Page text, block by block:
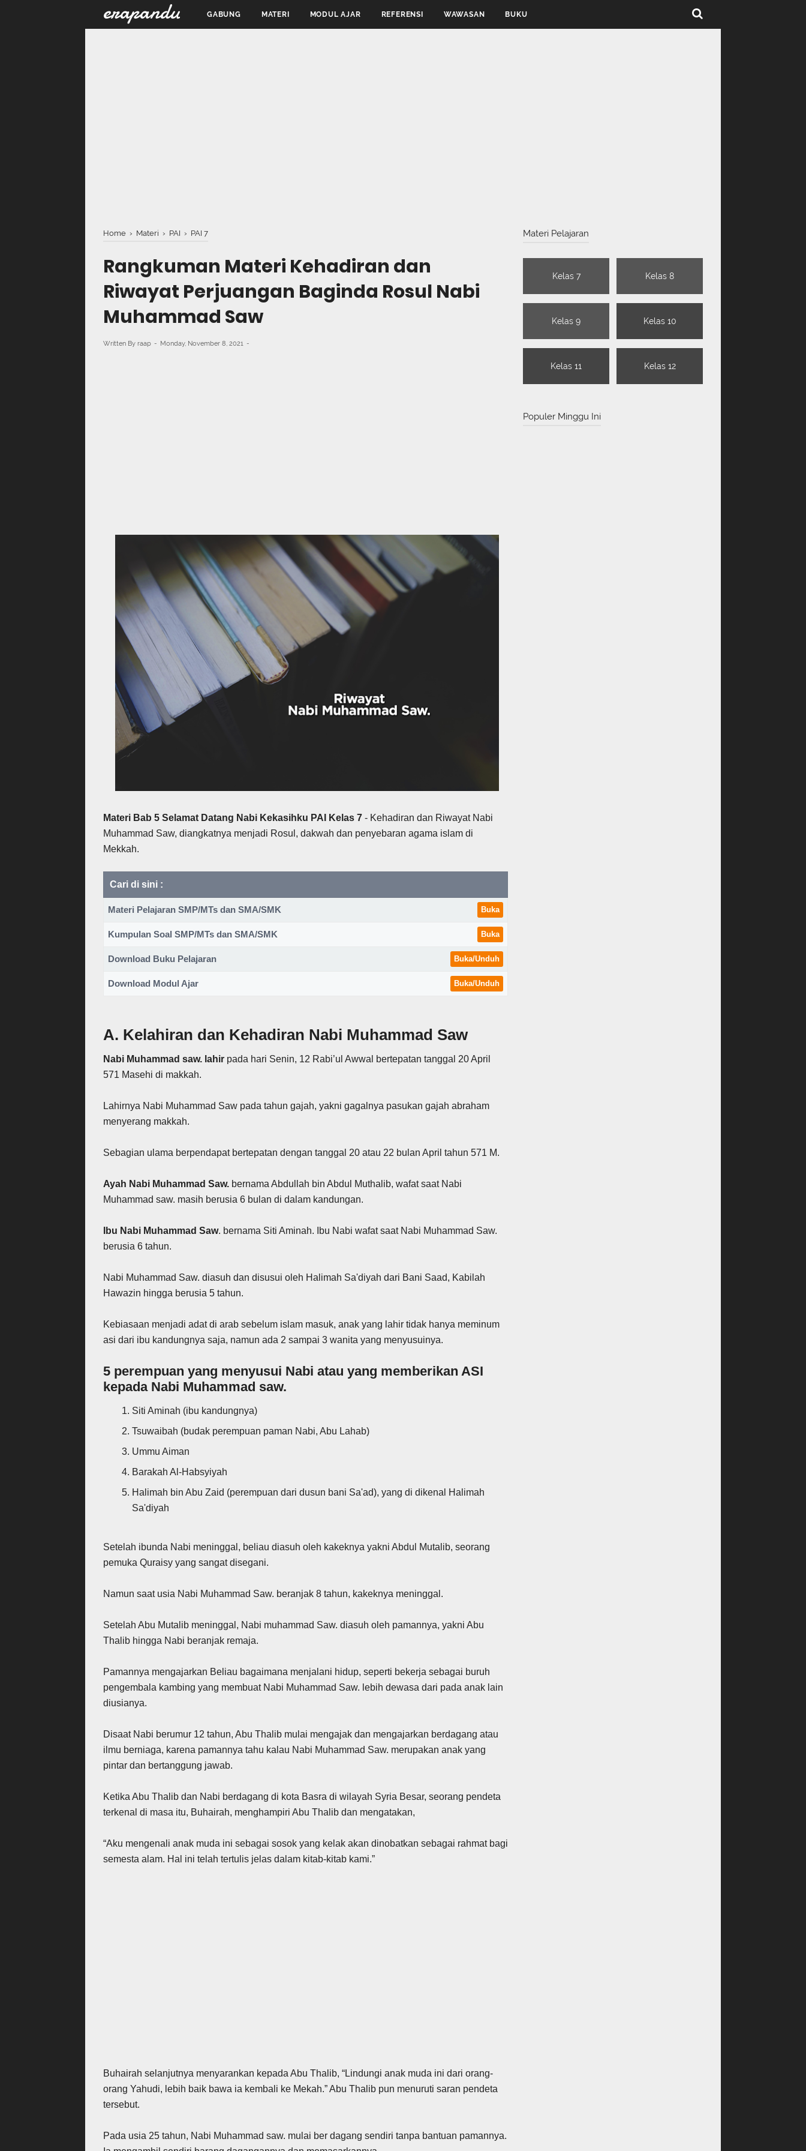
erapandu GABUNG MATERI MODUL AJAR REFERENSI WAWASAN BUKU
Home › Materi › PAI › PAI 7
Rangkuman Materi Kehadiran dan
Riwayat Perjuangan Baginda Rosul Nabi
Muhammad Saw
Written By raap Monday, November 8, 2021
Materi Bab 5 Selamat Datang Nabi Kekasihku PAI Kelas 7 - Kehadiran dan Riwayat Nabi
Muhammad Saw, diangkatnya menjadi Rosul, dakwah dan penyebaran agama islam di
Mekkah.
Cari di sini :
Materi Pelajaran SMP/MTs dan SMA/SMK Buka
Kumpulan Soal SMP/MTs dan SMA/SMK Buka
Download Buku Pelajaran Buka/Unduh
Download Modul Ajar Buka/Unduh
A. Kelahiran dan Kehadiran Nabi Muhammad Saw
Nabi Muhammad saw. lahir pada hari Senin, 12 Rabi’ul Awwal bertepatan tanggal 20 April
571 Masehi di makkah.
Lahirnya Nabi Muhammad Saw pada tahun gajah, yakni gagalnya pasukan gajah abraham
menyerang makkah.
Sebagian ulama berpendapat bertepatan dengan tanggal 20 atau 22 bulan April tahun 571 M.
Ayah Nabi Muhammad Saw. bernama Abdullah bin Abdul Muthalib, wafat saat Nabi
Muhammad saw. masih berusia 6 bulan di dalam kandungan.
Ibu Nabi Muhammad Saw. bernama Siti Aminah. Ibu Nabi wafat saat Nabi Muhammad Saw.
berusia 6 tahun.
Nabi Muhammad Saw. diasuh dan disusui oleh Halimah Sa'diyah dari Bani Saad, Kabilah
Hawazin hingga berusia 5 tahun.
Kebiasaan menjadi adat di arab sebelum islam masuk, anak yang lahir tidak hanya meminum
asi dari ibu kandungnya saja, namun ada 2 sampai 3 wanita yang menyusuinya.
5 perempuan yang menyusui Nabi atau yang memberikan ASI
kepada Nabi Muhammad saw.
Siti Aminah (ibu kandungnya)
Tsuwaibah (budak perempuan paman Nabi, Abu Lahab)
Ummu Aiman
Barakah Al-Habsyiyah
Halimah bin Abu Zaid (perempuan dari dusun bani Sa'ad), yang di dikenal Halimah
Sa'diyah
Setelah ibunda Nabi meninggal, beliau diasuh oleh kakeknya yakni Abdul Mutalib, seorang
pemuka Quraisy yang sangat disegani.
Namun saat usia Nabi Muhammad Saw. beranjak 8 tahun, kakeknya meninggal.
Setelah Abu Mutalib meninggal, Nabi muhammad Saw. diasuh oleh pamannya, yakni Abu
Thalib hingga Nabi beranjak remaja.
Pamannya mengajarkan Beliau bagaimana menjalani hidup, seperti bekerja sebagai buruh
pengembala kambing yang membuat Nabi Muhammad Saw. lebih dewasa dari pada anak lain
diusianya.
Disaat Nabi berumur 12 tahun, Abu Thalib mulai mengajak dan mengajarkan berdagang atau
ilmu berniaga, karena pamannya tahu kalau Nabi Muhammad Saw. merupakan anak yang
pintar dan bertanggung jawab.
Ketika Abu Thalib dan Nabi berdagang di kota Basra di wilayah Syria Besar, seorang pendeta
terkenal di masa itu, Buhairah, menghampiri Abu Thalib dan mengatakan,
“Aku mengenali anak muda ini sebagai sosok yang kelak akan dinobatkan sebagai rahmat bagi
semesta alam. Hal ini telah tertulis jelas dalam kitab-kitab kami.”
Buhairah selanjutnya menyarankan kepada Abu Thalib, “Lindungi anak muda ini dari orang-
orang Yahudi, lebih baik bawa ia kembali ke Mekah.” Abu Thalib pun menuruti saran pendeta
tersebut.
Pada usia 25 tahun, Nabi Muhammad saw. mulai ber dagang sendiri tanpa bantuan pamannya.
Materi Pelajaran
Kelas 7 Kelas 8
Kelas 9 Kelas 10
Kelas 11 Kelas 12
Populer Minggu Ini